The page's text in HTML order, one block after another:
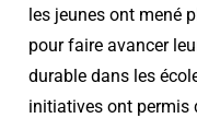
les jeunes ont mené
pour faire avancer
durable dans les
initiatives ont permis